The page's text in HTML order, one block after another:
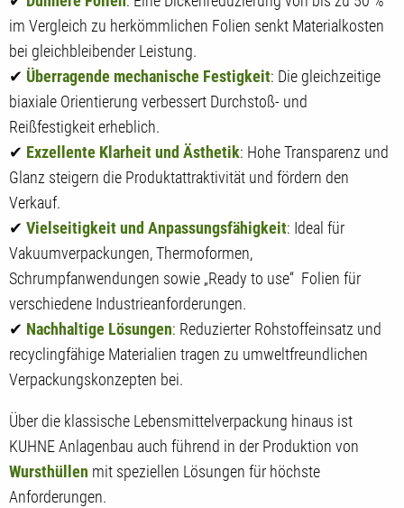
im Vergleich zu herkömmlichen Folien senkt Materialkosten
bei gleichbleibender Leistung.
✔ Überragende mechanische Festigkeit: Die gleichzeitige
biaxiale Orientierung verbessert Durchstoß- und
Reißfestigkeit erheblich.
✔ Exzellente Klarheit und Ästhetik: Hohe Transparenz und
Glanz steigern die Produktattraktivität und fördern den
Verkauf.
✔ Vielseitigkeit und Anpassungsfähigkeit: Ideal für
Vakuumverpackungen, Thermoformen,
Schrumpfanwendungen sowie „Ready to use“ Folien für
verschiedene Industrieanforderungen.
✔ Nachhaltige Lösungen: Reduzierter Rohstoffeinsatz und
recyclingfähige Materialien tragen zu umweltfreundlichen
Verpackungskonzepten bei.
Über die klassische Lebensmittelverpackung hinaus ist
KUHNE Anlagenbau auch führend in der Produktion von
Wursthüllen mit speziellen Lösungen für höchste
Anforderungen.